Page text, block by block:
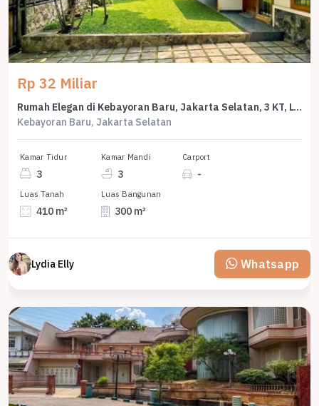
Rp 32 Miliar
Rumah Elegan di Kebayoran Baru, Jakarta Selatan, 3 KT, LT 410m²
Kebayoran Baru, Jakarta Selatan
Kamar Tidur
3
Kamar Mandi
3
Carport
-
Luas Tanah
410 m²
Luas Bangunan
300 m²
Lydia Elly Whatsapp